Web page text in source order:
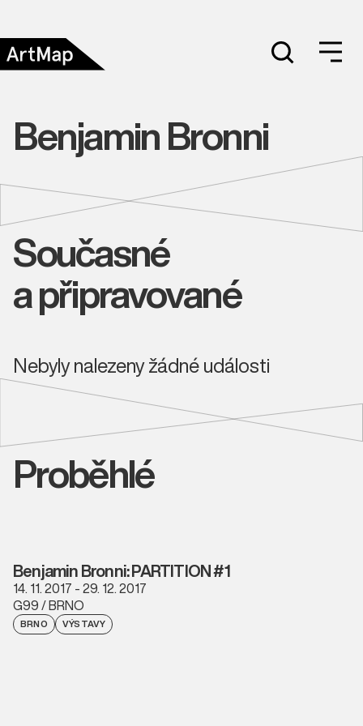
Benjamin Bronni
Současné
a připravované
Nebyly nalezeny žádné události
Proběhlé
Benjamin Bronni: PARTITION #1
14. 11. 2017 - 29. 12. 2017
G99 / BRNO
BRNO VÝSTAVY